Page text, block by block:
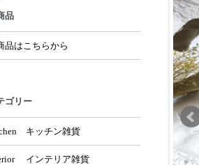
品
品はこちらから
ゴリー
キッチン雑貨
インテリア雑貨